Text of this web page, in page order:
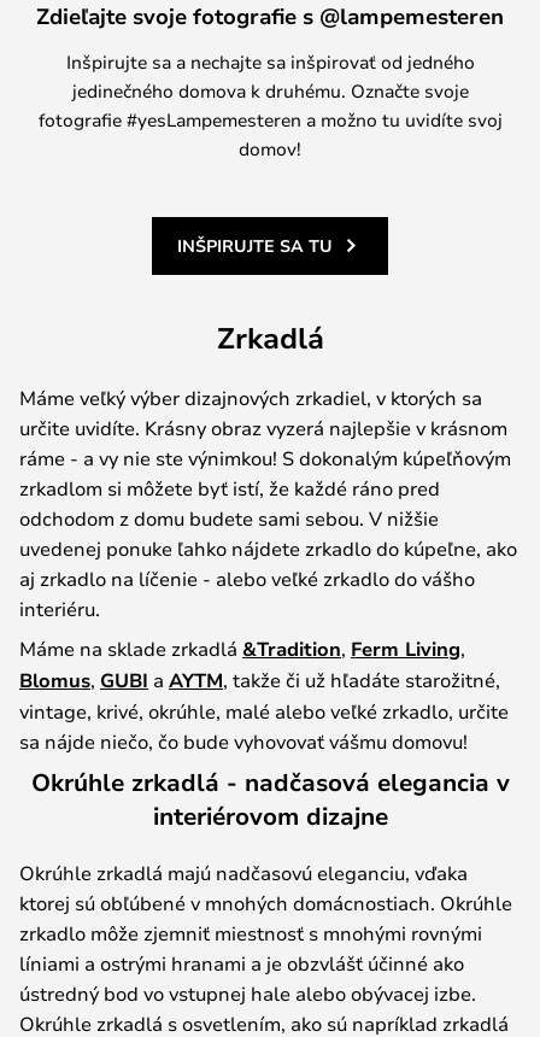
Zdieľajte svoje fotografie s @lampemesteren
Inšpirujte sa a nechajte sa inšpirovať od jedného
jedinečného domova k druhému. Označte svoje
fotografie #yesLampemesteren a možno tu uvidíte svoj
domov!
INŠPIRUJTE SA TU
Zrkadlá
Máme veľký výber dizajnových zrkadiel, v ktorých sa
určite uvidíte. Krásny obraz vyzerá najlepšie v krásnom
ráme - a vy nie ste výnimkou! S dokonalým kúpeľňovým
zrkadlom si môžete byť istí, že každé ráno pred
odchodom z domu budete sami sebou. V nižšie
uvedenej ponuke ľahko nájdete zrkadlo do kúpeľne, ako
aj zrkadlo na líčenie - alebo veľké zrkadlo do vášho
interiéru.
Máme na sklade zrkadlá &Tradition, Ferm Living,
Blomus, GUBI a AYTM, takže či už hľadáte starožitné,
vintage, krivé, okrúhle, malé alebo veľké zrkadlo, určite
sa nájde niečo, čo bude vyhovovať vášmu domovu!
Okrúhle zrkadlá - nadčasová elegancia v
interiérovom dizajne
Okrúhle zrkadlá majú nadčasovú eleganciu, vďaka
ktorej sú obľúbené v mnohých domácnostiach. Okrúhle
zrkadlo môže zjemniť miestnosť s mnohými rovnými
líniami a ostrými hranami a je obzvlášť účinné ako
ústredný bod vo vstupnej hale alebo obývacej izbe.
Okrúhle zrkadlá s osvetlením, ako sú napríklad zrkadlá